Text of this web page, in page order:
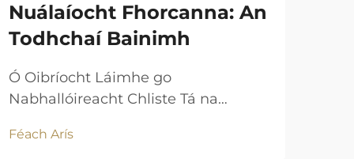
Nuálaíocht Fhorcanna: An
Todhchaí Bainimh
Ó Oibríocht Láimhe go
Nabhallóireacht Chliste Tá na
gheneráide ag imeacht ó oibríocht
Féach Arís